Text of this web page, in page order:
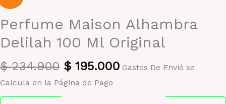
Perfume Maison Alhambra
Delilah 100 Ml Original
$234.900 El
precio
$ 195.000El
Gastos De Envió se
Calcula en la Página de Pago